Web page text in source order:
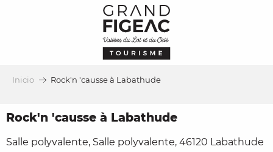
Inicio Rock'n 'causse à Labathude
Rock'n 'causse à Labathude
Salle polyvalente, Salle polyvalente, 46120 Labathude